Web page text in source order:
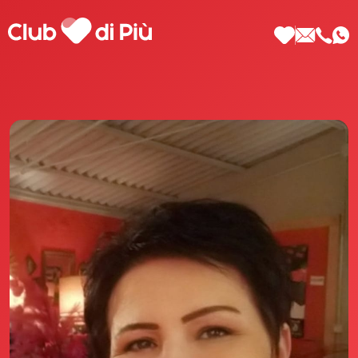
Scopri Club di Più
Le testimonianze Club di Più
La fondatrice Valeria Pilla
Annunci Donne
Agenzia matrimoniale Club di Più
Love Notebook